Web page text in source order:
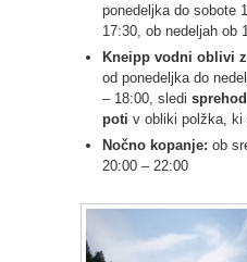
ponedeljka do sobote
17:30, ob nedeljah ob
Kneipp vodni oblivi
od ponedeljka do
– 18:00, sledi
poti v obliki polžka, ki
Nočno kopanje: ob
20:00 – 22:00